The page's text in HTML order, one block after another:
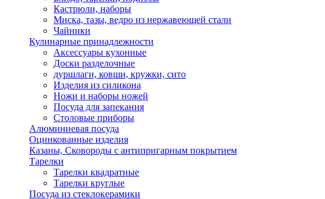
Кастрюли, наборы
Миска, тазы, ведро из нержавеющей стали
Чайники
Кулинарные принадлежности
Аксессуары кухонные
Доски разделочные
дуршлаги, ковши, кружки, сито
Изделия из силикона
Ножи и наборы ножей
Посуда для запекания
Столовые приборы
Алюминиевая посуда
Оцинкованные изделия
Казаны, Сковороды с антипригарным покрытием
Тарелки
Тарелки квадратные
Тарелки круглые
Посуда из стеклокерамики